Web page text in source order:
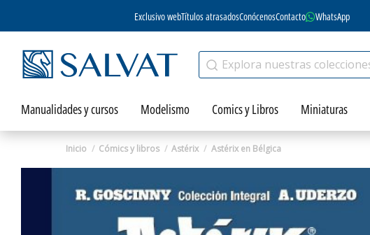
Exclusivo webTítulos atrasadosConócenosContacto WhatsApp
Manualidades y cursos Modelismo Comics y Libros Miniaturas
Inicio Cómics y libros Astérix Astérix en Bélgica